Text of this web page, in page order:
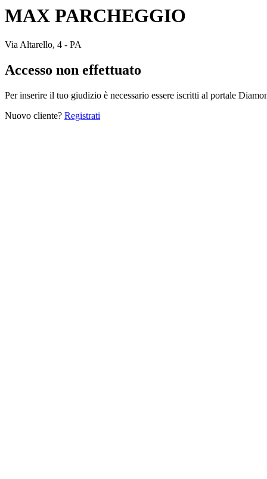
MAX PARCHEGGIO
Via Altarello, 4 - PA
Accesso non effettuato
Per inserire il tuo giudizio è necessario essere iscritti al portale
Nuovo cliente? Registrati